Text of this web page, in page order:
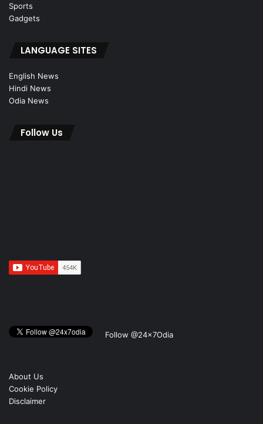
Sports
Gadgets
LANGUAGE SITES
English News
Hindi News
Odia News
Follow Us
Follow @24x7Odia
About Us
Cookie Policy
Disclaimer